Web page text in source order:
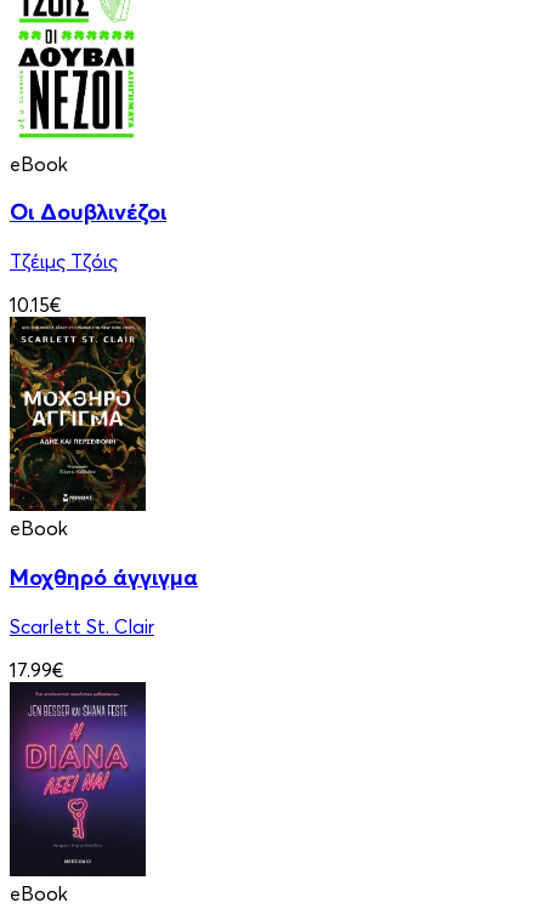
eBook
Οι Δουβλινέζοι
Τζέιμς Τζόις
10.15€
eBook
Μοχθηρό άγγιγμα
Scarlett St. Clair
17.99€
eBook